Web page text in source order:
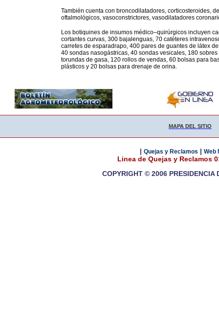
También cuenta con broncodilatadores, corticosteroides,
oftalmológicos, vasoconstrictores, vasodilatadores
Los botiquines de insumos médico–quirúrgicos incluyen
cortantes curvas, 300 bajalenguas, 70 catéteres
carretes de esparadrapo, 400 pares de guantes de látex
40 sondas nasogástricas, 40 sondas vesicales, 180
torundas de gasa, 120 rollos de vendas, 60 bolsas para
plásticos y 20 bolsas para drenaje de orina.
MAPA DEL SITIO
| Quejas y Reclamos | Web
Linea de Quejas y Reclamos
COPYRIGHT © 2006 PRESIDENCIA